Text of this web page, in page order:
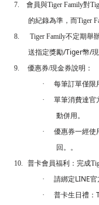
7.
會員與Tiger Family對
的紀錄為準，而Tiger
8.
Tiger Family不定期舉
送指定獎勵/Tiger幣/
9.
優惠券/現金券說明：
· 每筆訂單僅限
·
單筆消費達官
動併用。
·
優惠券一經使
回。。
10.
普卡會員福利：完成
· 請綁定LINE官
· 普卡生日禮：